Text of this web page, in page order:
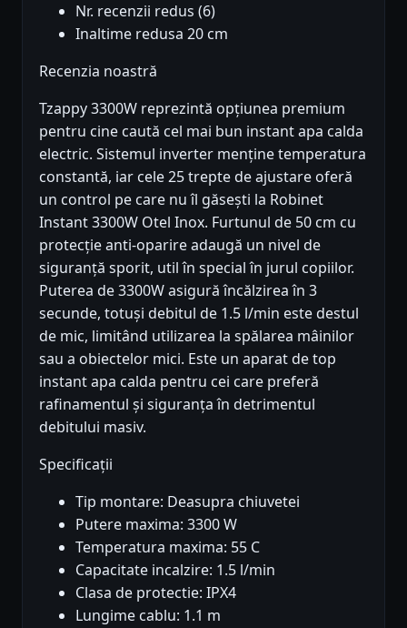
Nr. recenzii redus (6)
Inaltime redusa 20 cm
Recenzia noastră
Tzappy 3300W reprezintă opțiunea premium
pentru cine caută cel mai bun instant apa calda
electric. Sistemul inverter menține temperatura
constantă, iar cele 25 trepte de ajustare oferă
un control pe care nu îl găsești la Robinet
Instant 3300W Otel Inox. Furtunul de 50 cm cu
protecție anti-oparire adaugă un nivel de
siguranță sporit, util în special în jurul copiilor.
Puterea de 3300W asigură încălzirea în 3
secunde, totuși debitul de 1.5 l/min este destul
de mic, limitând utilizarea la spălarea mâinilor
sau a obiectelor mici. Este un aparat de top
instant apa calda pentru cei care preferă
rafinamentul și siguranța în detrimentul
debitului masiv.
Specificații
Tip montare: Deasupra chiuvetei
Putere maxima: 3300 W
Temperatura maxima: 55 C
Capacitate incalzire: 1.5 l/min
Clasa de protectie: IPX4
Lungime cablu: 1.1 m